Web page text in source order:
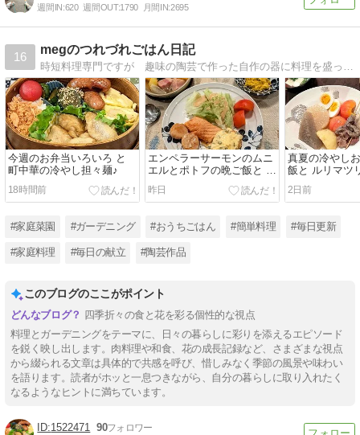
週間IN:620 週間OUT:1790 月間IN:2695
16
megのつれづれごはん日記
時短料理専門ですが 趣味の陶芸で作った自作の器に料理を盛って楽しんでます。３６０坪の自宅で咲く季節の花々も紹介してます。家庭菜園もしてますよ。
今週のお弁当いろいろ と
町中華の冷やし担々麺♪
18時間前
エンペラーサーモンのムニ
エルとポトフの晩ご飯と 百
日紅の花♪
昨日
真夏の冷やし
飯と ルリマツ
2日前
#家庭菜園 #ガーデニング #おうちごはん #簡単料理 #毎日更新
#家庭料理 #毎日の献立 #陶芸作品
このブログのここがポイント
四季折々の食と花を彩る個性的な視点
料理とガーデニングをテーマに、日々の暮らしに彩りを添えるエピソード
を鋭く映し出します。肉料理や和食、花の成長記録など、さまざまな視点
から綴られる文章は具体的で共感を呼び、惜しみなく季節の風景や味わい
を語ります。読者がホッと一息つきながら、自分の暮らしに取り入れたく
なるようなヒントに満ちています。
1522471 90